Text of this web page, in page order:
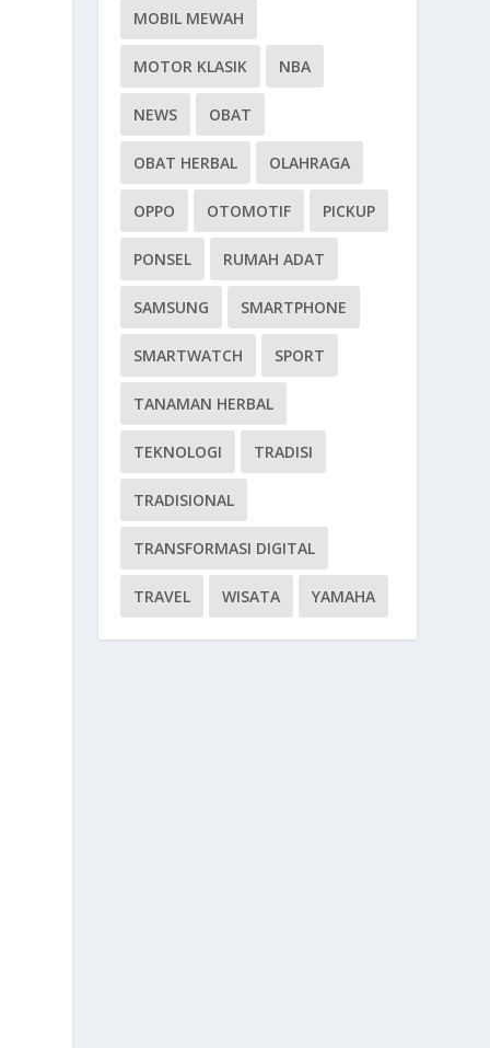
MOBIL MEWAH
MOTOR KLASIK NBA
NEWS OBAT
OBAT HERBAL OLAHRAGA
OPPO OTOMOTIF PICKUP
PONSEL RUMAH ADAT
SAMSUNG SMARTPHONE
SMARTWATCH SPORT
TANAMAN HERBAL
TEKNOLOGI TRADISI
TRADISIONAL
TRANSFORMASI DIGITAL
TRAVEL WISATA YAMAHA